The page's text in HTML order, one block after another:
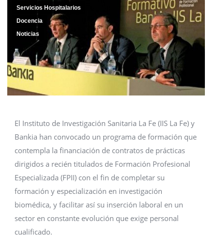
Servicios Hospitalarios
Docencia
Noticias
El Instituto de Investigación Sanitaria La Fe (IIS La Fe) y
Bankia han convocado un programa de formación que
contempla la financiación de contratos de prácticas
dirigidos a recién titulados de Formación Profesional
Especializada (FPII) con el fin de completar su
formación y especialización en investigación
biomédica, y facilitar así su inserción laboral en un
sector en constante evolución que exige personal
cualificado.